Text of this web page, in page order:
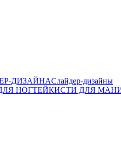
ДИЗАЙНАСлайдер-дизайны
НОГТЕЙКИСТИ ДЛЯ